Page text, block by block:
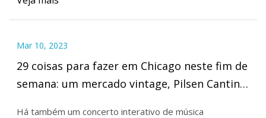
Mar 10, 2023
29 coisas para fazer em Chicago neste fim de
semana: um mercado vintage, Pilsen Cantina
Há também um concerto interativo de música